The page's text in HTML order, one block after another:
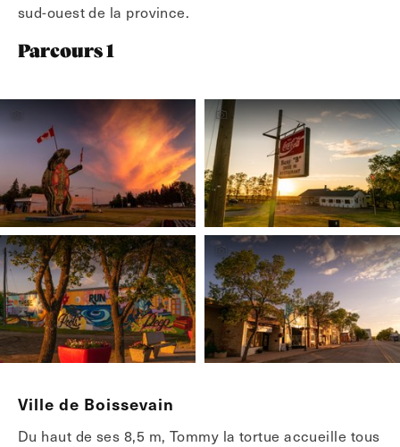
sud-ouest de la province.
Parcours 1
Ville de Boissevain
Du haut de ses 8,5 m, Tommy la tortue accueille tous